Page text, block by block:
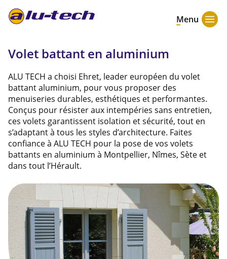
Menu
Volet battant en aluminium
ALU TECH a choisi Ehret, leader européen du volet
battant aluminium, pour vous proposer des
menuiseries durables, esthétiques et performantes.
Conçus pour résister aux intempéries sans entretien,
ces volets garantissent isolation et sécurité, tout en
s’adaptant à tous les styles d’architecture. Faites
confiance à ALU TECH pour la pose de vos volets
battants en aluminium à Montpellier, Nîmes, Sète et
dans tout l’Hérault.